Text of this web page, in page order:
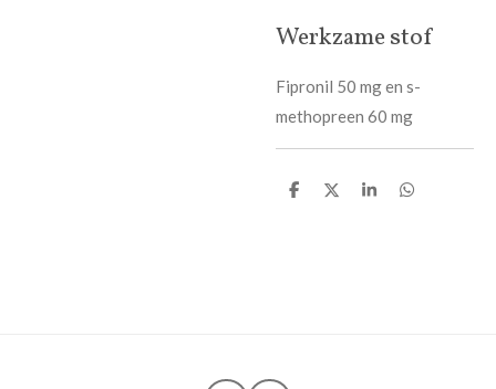
Werkzame stof
Fipronil 50 mg en s-
methopreen 60 mg
D
D
S
D